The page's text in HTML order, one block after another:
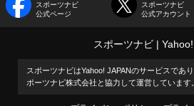
スポーツナビ
公式ページ
スポーツナビ
公式アカウント
スポーツナビ
スポーツナビはYahoo! JAPANのサービスであ
ポーツナビ株式会社と協力して運営しています。